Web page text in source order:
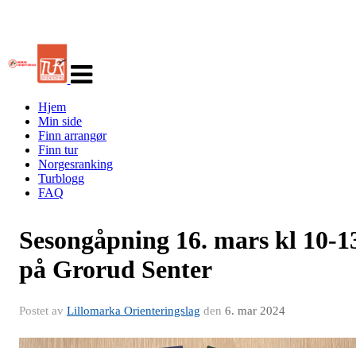
navigasjon
Hjem
Min side
Finn arrangør
Finn tur
Norgesranking
Turblogg
FAQ
Sesongåpning 16. mars kl 10-
på Grorud Senter
Postet av Lillomarka Orienteringslag den 6. mar 2024